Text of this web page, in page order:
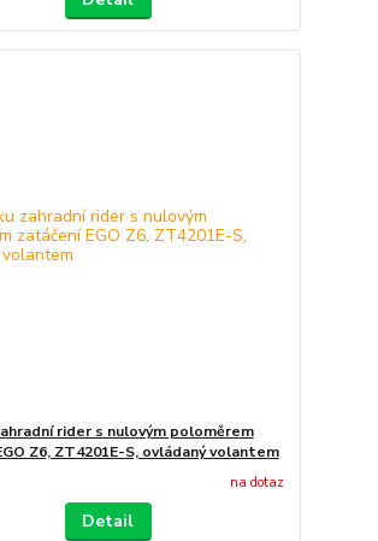
rider s nulovým poloměrem
Z6, ZT4201E-S, ovládaný volantem
na dotaz
Detail